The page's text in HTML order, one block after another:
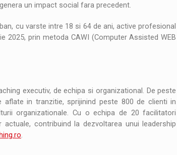
un impact social fara precedent.
cu varste intre 18 si 64 de ani, active profesional
prin metoda CAWI (Computer Assisted WEB
executiv, de echipa si organizational. De peste
in tranzitie, sprijinind peste 800 de clienti in
organizationale. Cu o echipa de 20 facilitatori
contribuind la dezvoltarea unui leadership
.